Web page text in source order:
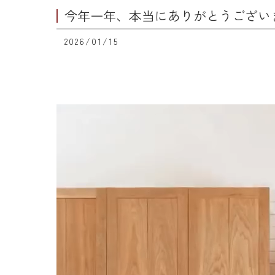
今年一年、本当にありがとうござ
2026/01/15